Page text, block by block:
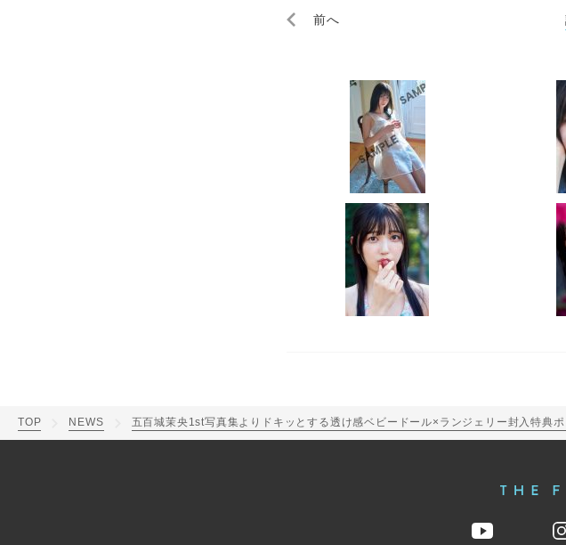
前へ
TOP NEWS 五百城茉央1st写真集よりドキッとする透け感ベビードール×ランジェリー封入特典